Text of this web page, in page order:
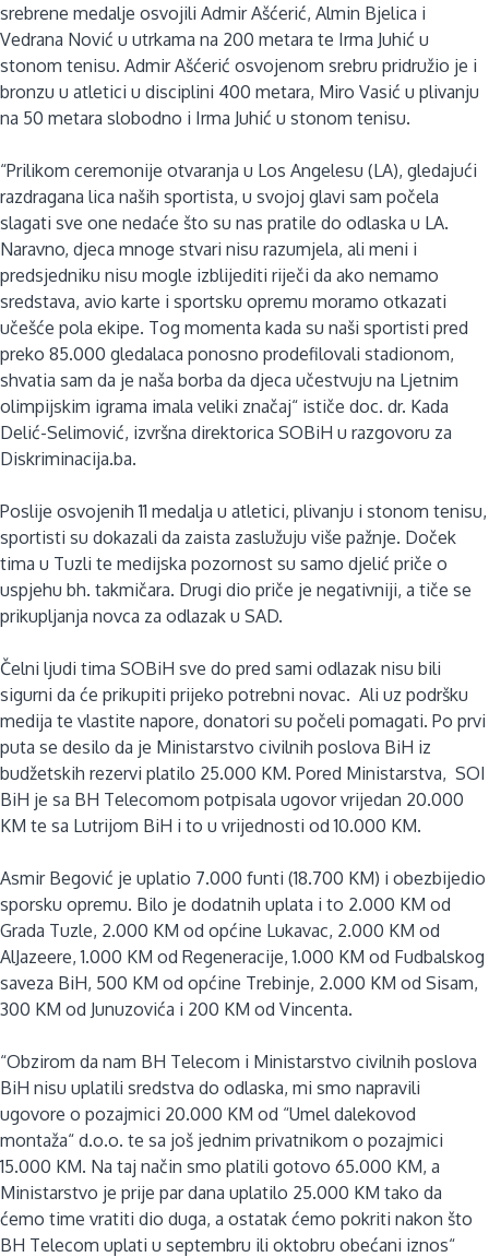
srebrene medalje osvojili Admir Ašćerić, Almin Bjelica i
Vedrana Nović u utrkama na 200 metara te Irma Juhić u
stonom tenisu. Admir Ašćerić osvojenom srebru pridružio je i
bronzu u atletici u disciplini 400 metara, Miro Vasić u plivanju
na 50 metara slobodno i Irma Juhić u stonom tenisu.
“Prilikom ceremonije otvaranja u Los Angelesu (LA), gledajući
razdragana lica naših sportista, u svojoj glavi sam počela
slagati sve one nedaće što su nas pratile do odlaska u LA.
Naravno, djeca mnoge stvari nisu razumjela, ali meni i
predsjedniku nisu mogle izblijediti riječi da ako nemamo
sredstava, avio karte i sportsku opremu moramo otkazati
učešće pola ekipe. Tog momenta kada su naši sportisti pred
preko 85.000 gledalaca ponosno prodefilovali stadionom,
shvatia sam da je naša borba da djeca učestvuju na Ljetnim
olimpijskim igrama imala veliki značaj“ ističe doc. dr. Kada
Delić-Selimović, izvršna direktorica SOBiH u razgovoru za
Diskriminacija.ba.
Poslije osvojenih 11 medalja u atletici, plivanju i stonom tenisu,
sportisti su dokazali da zaista zaslužuju više pažnje. Doček
tima u Tuzli te medijska pozornost su samo djelić priče o
uspjehu bh. takmičara. Drugi dio priče je negativniji, a tiče se
prikupljanja novca za odlazak u SAD.
Čelni ljudi tima SOBiH sve do pred sami odlazak nisu bili
sigurni da će prikupiti prijeko potrebni novac. Ali uz podršku
medija te vlastite napore, donatori su počeli pomagati. Po prvi
puta se desilo da je Ministarstvo civilnih poslova BiH iz
budžetskih rezervi platilo 25.000 KM. Pored Ministarstva, SOI
BiH je sa BH Telecomom potpisala ugovor vrijedan 20.000
KM te sa Lutrijom BiH i to u vrijednosti od 10.000 KM.
Asmir Begović je uplatio 7.000 funti (18.700 KM) i obezbijedio
sporsku opremu. Bilo je dodatnih uplata i to 2.000 KM od
Grada Tuzle, 2.000 KM od općine Lukavac, 2.000 KM od
AlJazeere, 1.000 KM od Regeneracije, 1.000 KM od Fudbalskog
saveza BiH, 500 KM od općine Trebinje, 2.000 KM od Sisam,
300 KM od Junuzovića i 200 KM od Vincenta.
“Obzirom da nam BH Telecom i Ministarstvo civilnih poslova
BiH nisu uplatili sredstva do odlaska, mi smo napravili
ugovore o pozajmici 20.000 KM od “Umel dalekovod
montaža“ d.o.o. te sa još jednim privatnikom o pozajmici
15.000 KM. Na taj način smo platili gotovo 65.000 KM, a
Ministarstvo je prije par dana uplatilo 25.000 KM tako da
ćemo time vratiti dio duga, a ostatak ćemo pokriti nakon što
BH Telecom uplati u septembru ili oktobru obećani iznos“